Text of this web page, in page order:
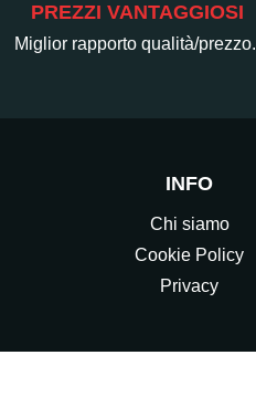
PREZZI VANTAGGIOSI
Miglior rapporto qualità/prezzo.
INFO
Chi siamo
Cookie Policy
Privacy